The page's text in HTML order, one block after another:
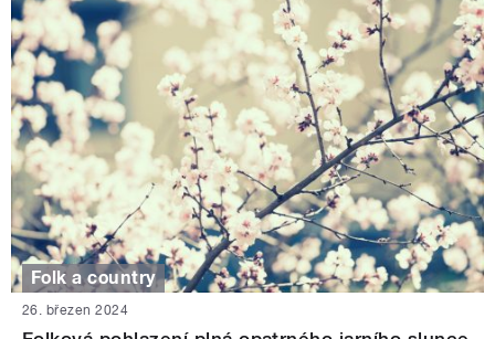
Folk a country
26. březen 2024